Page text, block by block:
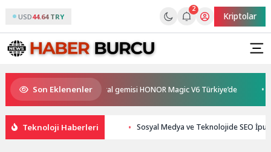
USD44.64 TRY
2
Kriptolar
Son Eklenenler
en güçlü katlanabilir amiral gemisi HONOR Magic V6 Türkiye’de
Teknoloji Haberleri Sosyal Medya ve Teknolojide SEO